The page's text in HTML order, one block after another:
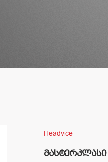
Headvice
მასტერკლასი